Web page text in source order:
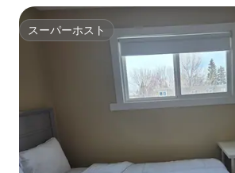
スーパーホスト
スーパーホスト